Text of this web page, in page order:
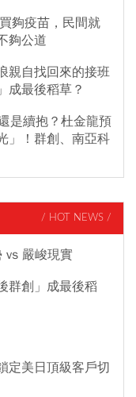
夠疫苗，民間就
夠公道
親自找回來的接班
成最後稻草？
是續抱？杜金龍預
」！群創、南亞科
/ HOT NEWS /
vs 嚴峻現實
群創」成最後稻
定美日頂級客戶切